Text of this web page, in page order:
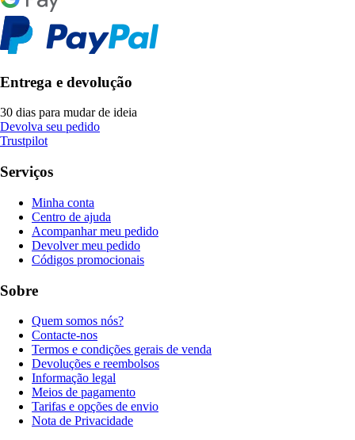
Entrega e devolução
30 dias para mudar de ideia
Devolva seu pedido
Trustpilot
Serviços
Minha conta
Centro de ajuda
Acompanhar meu pedido
Devolver meu pedido
Códigos promocionais
Sobre
Quem somos nós?
Contacte-nos
Termos e condições gerais de venda
Devoluções e reembolsos
Informação legal
Meios de pagamento
Tarifas e opções de envio
Nota de Privacidade